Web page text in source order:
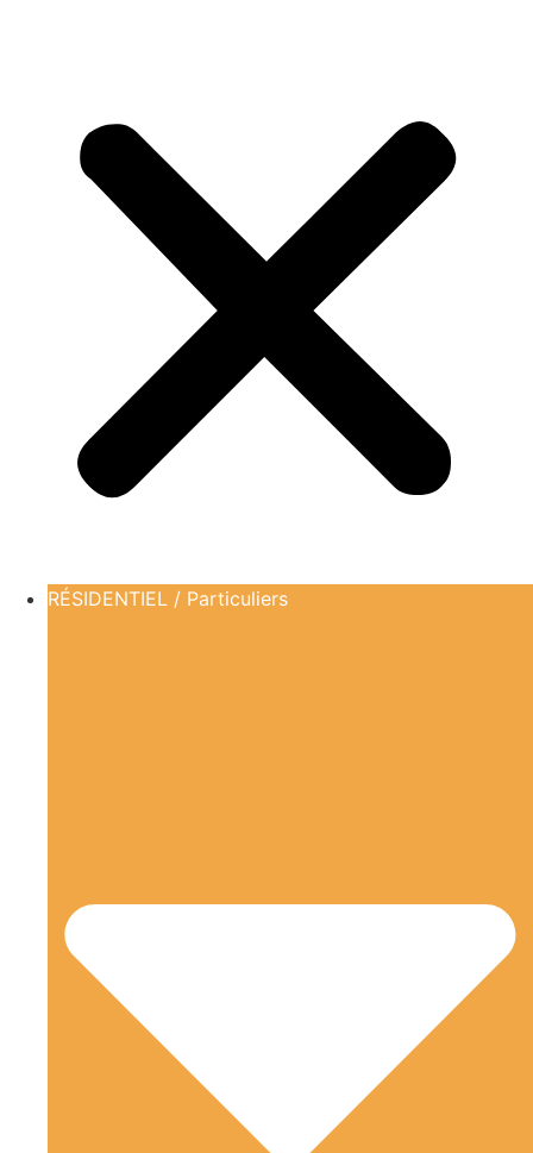
RÉSIDENTIEL / Particuliers